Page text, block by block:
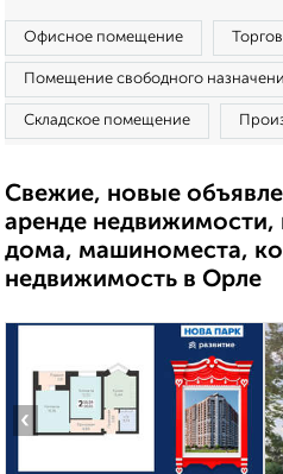
Офисное помещение
Помещение свободного
Складское помещение
Свежие, новые
аренде
дома, машиноместа,
недвижимость в Орле
‹